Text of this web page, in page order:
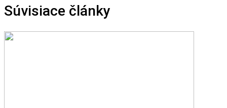
Súvisiace články